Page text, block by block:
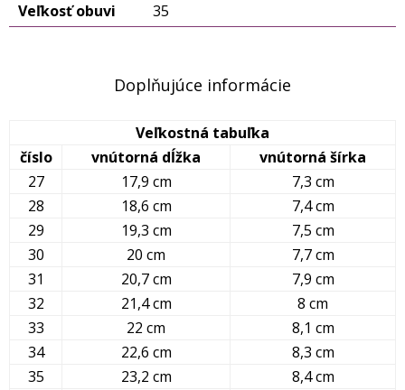
Veľkosť obuvi 35
Doplňujúce informácie
Veľkostná tabuľka
číslo
vnútorná dĺžka
vnútorná šírka
27
17,9 cm
7,3 cm
28
18,6 cm
7,4 cm
29
19,3 cm
7,5 cm
30
20 cm
7,7 cm
31
20,7 cm
7,9 cm
32
21,4 cm
8 cm
33
22 cm
8,1 cm
34
22,6 cm
8,3 cm
35
23,2 cm
8,4 cm